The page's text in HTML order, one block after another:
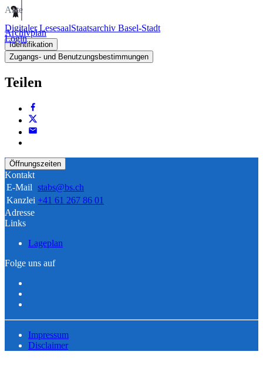
Digitaler LesesaalStaatsarchiv Basel-Stadt
Login
Akte
Archivplan
Identifikation
Zugangs- und Benutzungsbestimmungen
Teilen
Öffnungszeiten
Kontakt
E-Mail stabs@bs.ch
Kanzlei +41 61 267 86 01
Adresse
Links
Lageplan
Folge uns auf
Impressum
Disclaimer